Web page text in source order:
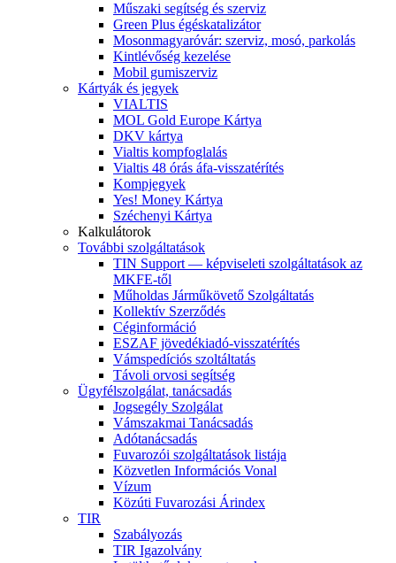
Műszaki segítség és szerviz
Green Plus égéskatalizátor
Mosonmagyaróvár: szerviz, mosó, parkolás
Kintlévőség kezelése
Mobil gumiszerviz
Kártyák és jegyek
VIALTIS
MOL Gold Europe Kártya
DKV kártya
Vialtis kompfoglalás
Vialtis 48 órás áfa-visszatérítés
Kompjegyek
Yes! Money Kártya
Széchenyi Kártya
Kalkulátorok
További szolgáltatások
TIN Support — képviseleti szolgáltatások az
MKFE-től
Műholdas Járműkövető Szolgáltatás
Kollektív Szerződés
Céginformáció
ESZAF jövedékiadó-visszatérítés
Vámspedíciós szoltáltatás
Távoli orvosi segítség
Ügyfélszolgálat, tanácsadás
Jogsegély Szolgálat
Vámszakmai Tanácsadás
Adótanácsadás
Fuvarozói szolgáltatások listája
Közvetlen Információs Vonal
Vízum
Közúti Fuvarozási Árindex
TIR
Szabályozás
TIR Igazolvány